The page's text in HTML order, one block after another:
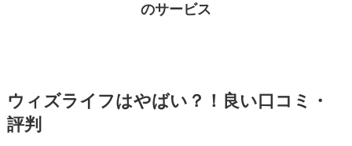
のサービス
ウィズライフはやばい？！良い口コミ・
評判